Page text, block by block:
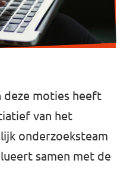
Volt
deze moties heeft
van het
onderzoeksteam
samen met de